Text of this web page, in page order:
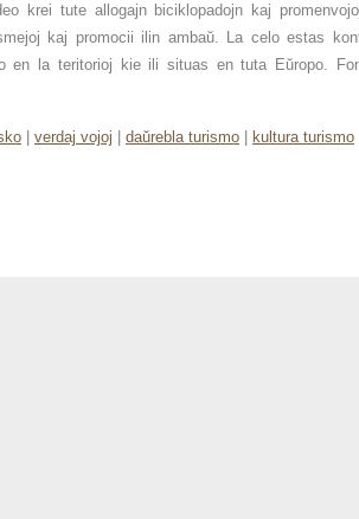
krei tute allogajn biciklopadojn kaj
kaj promocii ilin ambaŭ. La celo estas
en la teritorioj kie ili situas en tuta Eŭropo.
verdaj vojoj daŭrebla turismo kultura turismo